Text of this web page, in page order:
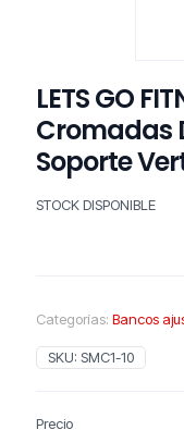
LETS GO
Cromadas
Soporte
STOCK DISPONIBLE
Categorías: Bancos
SKU: SMC1-10
Precio